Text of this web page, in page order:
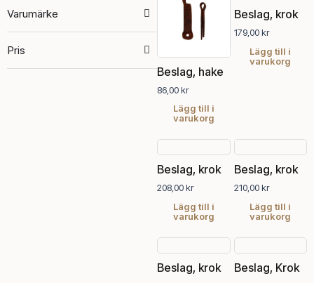
Varumärke
Pris
Beslag, hake
86,00kr
Lägg till i
varukorg
Beslag, krok
179,00kr
Lägg till i
varukorg
Beslag, krok
208,00kr
Lägg till i
varukorg
Beslag, krok
210,00kr
Lägg till i
varukorg
Beslag, krok Beslag, Krok